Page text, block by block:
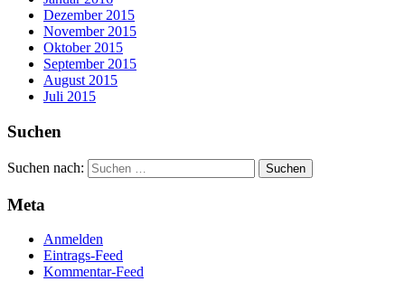
Dezember 2015
November 2015
Oktober 2015
September 2015
August 2015
Juli 2015
Suchen
Suchen nach:
Meta
Anmelden
Eintrags-Feed
Kommentar-Feed